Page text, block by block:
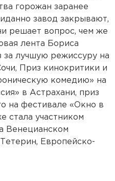
горожан заранее
завод закрывают,
решает вопрос, чем же
лента Бориса
за лучшую режиссуру на
Приз кинокритики и
комедию» на
в Астрахани, приз
на фестивале «Окно в
стала участником
Венецианском
Европейско-